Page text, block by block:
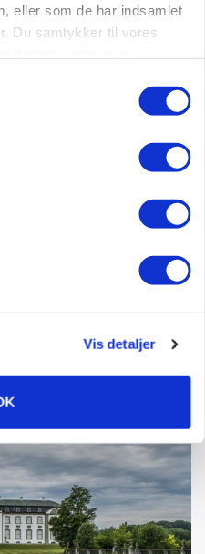
eller som de har indsamlet
Du samtykker til vores
Vis detaljer